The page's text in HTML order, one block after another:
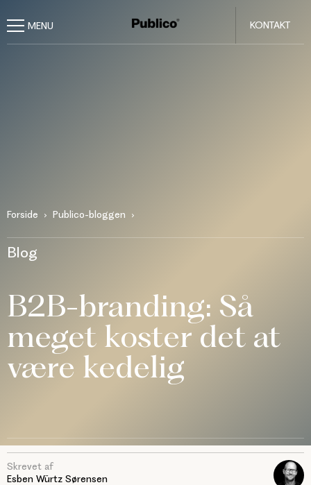
KONTAKT
Forside Publico-bloggen
Blog
B2B-branding: Så
meget koster det at
være kedelig
Skrevet af
Esben Würtz Sørensen